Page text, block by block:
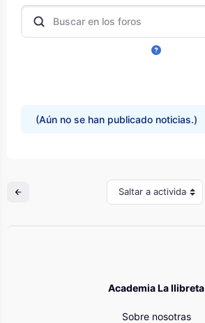
Buscar en los foros
(Aún no se han publicado noticias.)
Saltar a actividad
Academia La llibreta
Sobre nosotras